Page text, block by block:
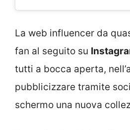
La web influencer da
fan al seguito su
tutti a bocca aperta,
pubblicizzare tramite
schermo una nuova